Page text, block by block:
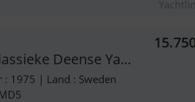
Deense Ya...
1975 | Land : Sweden